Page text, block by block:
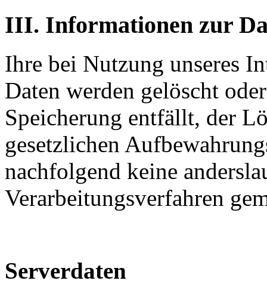
III. Informationen zur
Ihre bei Nutzung unseres
Daten werden gelöscht
Speicherung entfällt, der
gesetzlichen
nachfolgend keine
Verarbeitungsverfahren
Serverdaten